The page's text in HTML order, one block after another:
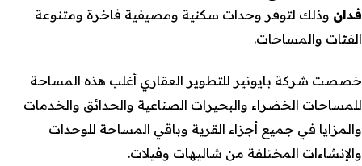
فدان وذلك لتوفر وحدات سكنية ومصيفية فاخرة ومتنوعة
الفئات والمساحات.
خصصت شركة بايونير للتطوير العقاري أغلب هذه المساحة
للمساحات الخضراء والبحيرات الصناعية والحدائق والخدمات
والمزايا في جميع أجزاء القرية وباقي المساحة للوحدات
والإنشاءات المختلفة من شاليهات وفيلات.